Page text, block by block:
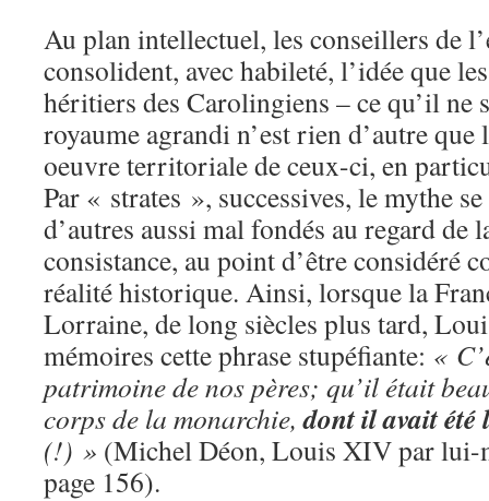
Au plan intellectuel, les conseillers de
consolident, avec habileté, l’idée que
héritiers des Carolingiens – ce qu’il ne
royaume agrandi n’est rien d’autre
oeuvre territoriale de ceux-ci, en
Par « strates », successives, le mythe
d’autres aussi mal fondés au regard de
consistance, au point d’être considéré
réalité historique. Ainsi, lorsque la
Lorraine, de long siècles plus tard,
mémoires cette phrase stupéfiante: «
patrimoine de nos pères; qu’il était
corps de la monarchie, dont il avait été
(!) » (Michel Déon, Louis XIV par lui-
page 156).